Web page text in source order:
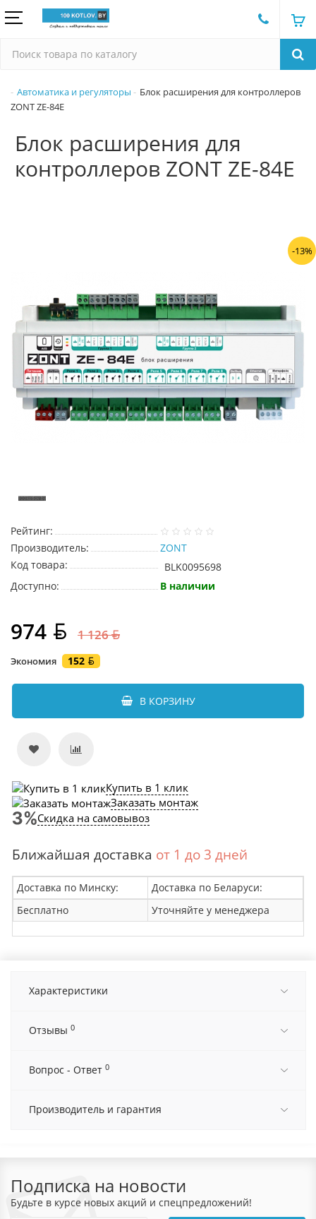
Автоматика и регуляторы
Блок расширения для контроллеров
ZONT ZE-84E
Блок расширения для
контроллеров ZONT ZE-84E
-13%
Рейтинг:
Производитель:
ZONT
Код товара:
BLK0095698
Доступно:
В наличии
974 1 126
Экономия 152
В КОРЗИНУ
Купить в 1 клик
Заказать монтаж
Скидка на самовывоз
Ближайшая доставка от 1 до 3 дней
Доставка по Минску:
Доставка по Беларуси:
Бесплатно
Уточняйте у менеджера
Характеристики
Отзывы 0
Вопрос - Ответ 0
Производитель и гарантия
Подписка на новости
Будьте в курсе новых акций и спецпредложений!